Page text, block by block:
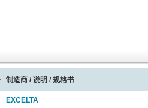
制造商 / 说明 / 规格书
EXCELTA